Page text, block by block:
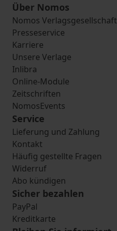
Über Nomos
Nomos Verlagsgesellschaft
Presseservice
Karriere
Unsere Verlage
Inlibra
Online-Module
Zeitschriften
NomosEvents
Service
Lieferung und Zahlung
Kontakt
Häufig gestellte Fragen
Widerruf
Abo kündigen
Sicher bezahlen
PayPal
Kreditkarte